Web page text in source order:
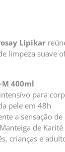
Lipikar
limpeza suave
400ml
para
pele em 48h
a sensação
de Karité
crianças e